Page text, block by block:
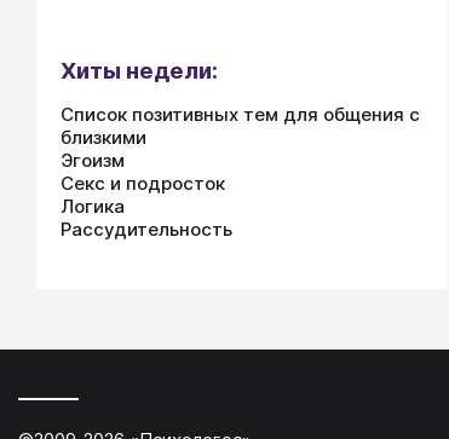
Хиты недели:
Список позитивных тем для общения с
близкими
Эгоизм
Секс и подросток
Логика
Рассудительность